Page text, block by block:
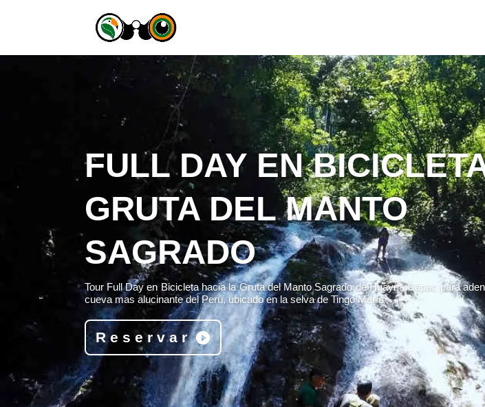
FULL DAY EN
GRUTA DEL MANTO
SAGRADO
Tour Full Day en Bicicleta hacia la Gruta del Manto Sagrado de Huayna Cápac para
cueva mas alucinante del Perú, ubicado en la selva de Tingo María
Reservar